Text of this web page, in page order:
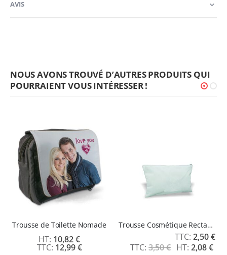
AVIS
NOUS AVONS TROUVÉ D’AUTRES PRODUITS QUI
POURRAIENT VOUS INTÉRESSER !
Trousse de Toilette Nomade
12,99 €
10,82 €
Trousse Cosmétique Rectangulaire
3,50 €
Prix
Spécial
2,50 €
2,08 €